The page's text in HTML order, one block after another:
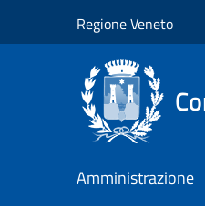
Regione Veneto
Amministrazione